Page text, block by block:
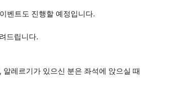
벤트도 진행할 예정입니다.
드립니다.
레르기가 있으신 분은 좌석에 앉으실 때